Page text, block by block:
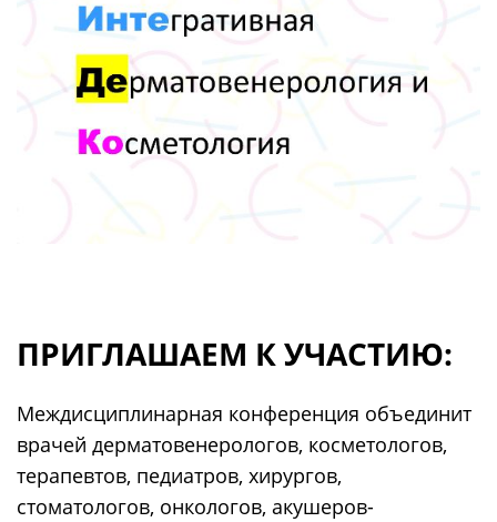
ПРИГЛАШАЕМ К УЧАСТИЮ:
Междисциплинарная конференция объединит
врачей дерматовенерологов, косметологов,
терапевтов, педиатров, хирургов,
стоматологов, онкологов, акушеров-